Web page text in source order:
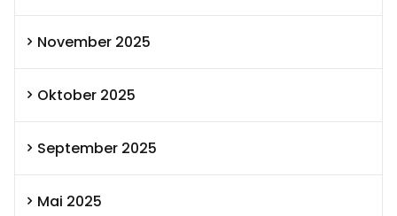
November 2025
Oktober 2025
September 2025
Mai 2025